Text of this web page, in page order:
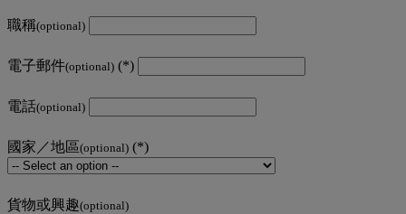
職稱(optional)
電子郵件(optional)
電話(optional)
國家／地區(optional)
貨物或興趣(optional)